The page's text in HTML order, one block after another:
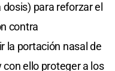
para reforzar el
contra
la portación nasal de
ello proteger a los